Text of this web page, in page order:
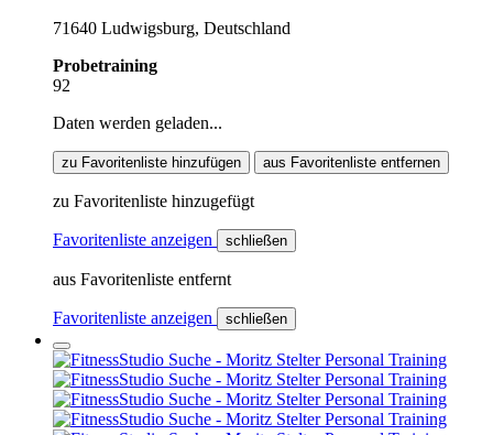
71640 Ludwigsburg, Deutschland
Probetraining
92
Daten werden geladen...
zu Favoritenliste hinzufügen aus Favoritenliste entfernen
zu Favoritenliste hinzugefügt
Favoritenliste anzeigen schließen
aus Favoritenliste entfernt
Favoritenliste anzeigen schließen